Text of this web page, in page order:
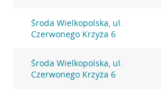
Środa Wielkopolska, ul.
Czerwonego Krzyża 6
Środa Wielkopolska, ul.
Czerwonego Krzyża 6